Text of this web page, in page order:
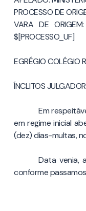
PROCESSO DE
VARA DE
$[PROCESSO_UF]
EGRÉGIO COLÉGIO
ÍNCLITOS
Em
em regime inicial
(dez) dias-multas,
Data venia,
conforme